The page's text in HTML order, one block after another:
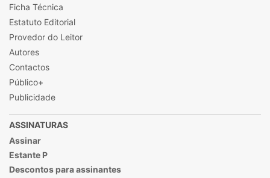
Ficha Técnica
Estatuto Editorial
Provedor do Leitor
Autores
Contactos
Público+
Publicidade
ASSINATURAS
Assinar
Estante P
Descontos para assinantes